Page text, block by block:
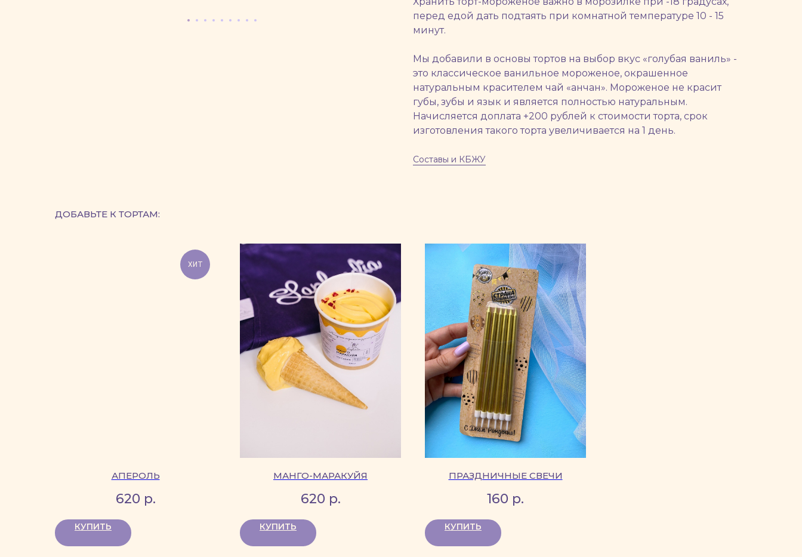
перед едой дать подтаять при комнатной температуре 10 - 15
минут.
Мы добавили в основы тортов на выбор вкус «голубая ваниль» -
это классическое ванильное мороженое, окрашенное
натуральным красителем чай «анчан». Мороженое не красит
губы, зубы и язык и является полностью натуральным.
Начисляется доплата +200 рублей к стоимости торта, срок
изготовления такого торта увеличивается на 1 день.
Составы и КБЖУ
ДОБАВЬТЕ К ТОРТАМ:
ХИТ
АПЕРОЛЬ
620 р.
КУПИТЬ
МАНГО-МАРАКУЙЯ
620 р.
КУПИТЬ
ПРАЗДНИЧНЫЕ СВЕЧИ
160 р.
КУПИТЬ